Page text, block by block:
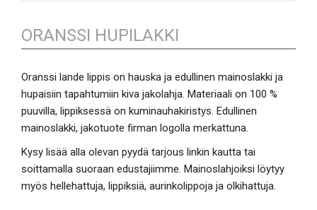
ORANSSI HUPILAKKI
Oranssi lande lippis on hauska ja edullinen mainoslakki ja
hupaisiin tapahtumiin kiva jakolahja. Materiaali on 100 %
puuvilla, lippiksessä on kuminauhakiristys. Edullinen
mainoslakki, jakotuote firman logolla merkattuna.
Kysy lisää alla olevan pyydä tarjous linkin kautta tai
soittamalla suoraan edustajiimme. Mainoslahjoiksi löytyy
myös hellehattuja, lippiksiä, aurinkolippoja ja olkihattuja.